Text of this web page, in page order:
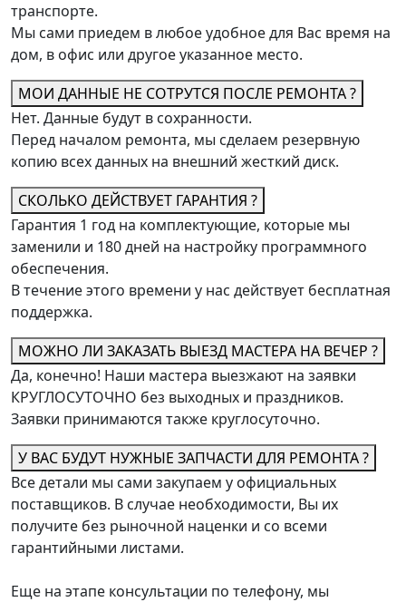
транспорте.
Мы сами приедем в любое удобное для Вас время на
дом, в офис или другое указанное место.
МОИ ДАННЫЕ НЕ СОТРУТСЯ ПОСЛЕ РЕМОНТА ?
Нет. Данные будут в сохранности.
Перед началом ремонта, мы сделаем резервную
копию всех данных на внешний жесткий диск.
СКОЛЬКО ДЕЙСТВУЕТ ГАРАНТИЯ ?
Гарантия 1 год на комплектующие, которые мы
заменили и 180 дней на настройку программного
обеспечения.
В течение этого времени у нас действует бесплатная
поддержка.
МОЖНО ЛИ ЗАКАЗАТЬ ВЫЕЗД МАСТЕРА НА ВЕЧЕР ?
Да, конечно! Наши мастера выезжают на заявки
КРУГЛОСУТОЧНО без выходных и праздников.
Заявки принимаются также круглосуточно.
У ВАС БУДУТ НУЖНЫЕ ЗАПЧАСТИ ДЛЯ РЕМОНТА ?
Все детали мы сами закупаем у официальных
поставщиков. В случае необходимости, Вы их
получите без рыночной наценки и со всеми
гарантийными листами.
Еще на этапе консультации по телефону, мы